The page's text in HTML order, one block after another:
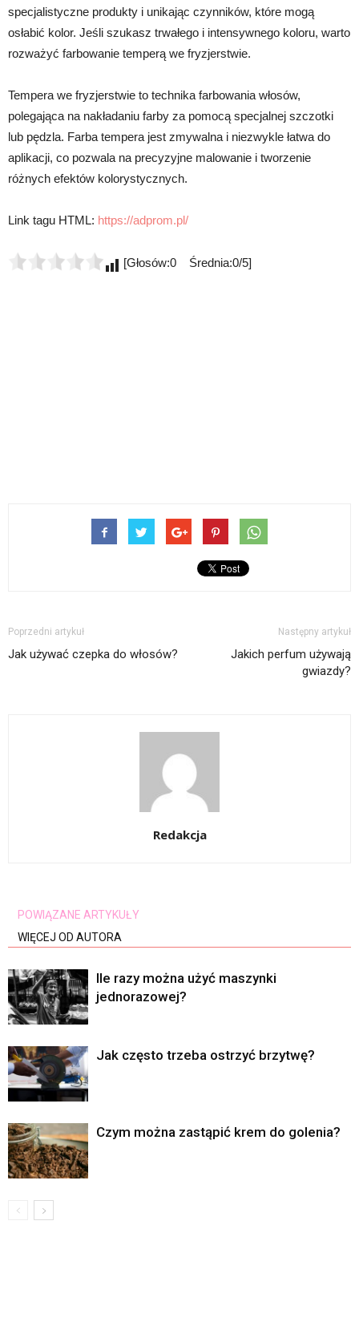
specjalistyczne produkty i unikając czynników, które mogą
osłabić kolor. Jeśli szukasz trwałego i intensywnego koloru, warto
rozważyć farbowanie temperą we fryzjerstwie.
Tempera we fryzjerstwie to technika farbowania włosów,
polegająca na nakładaniu farby za pomocą specjalnej szczotki
lub pędzla. Farba tempera jest zmywalna i niezwykle łatwa do
aplikacji, co pozwala na precyzyjne malowanie i tworzenie
różnych efektów kolorystycznych.
Link tagu HTML: https://adprom.pl/
[Głosów:0 Średnia:0/5]
Poprzedni artykuł
Jak używać czepka do włosów?
Następny artykuł
Jakich perfum używają
gwiazdy?
Redakcja
POWIĄZANE ARTYKUŁY
WIĘCEJ OD AUTORA
Ile razy można użyć maszynki
jednorazowej?
Jak często trzeba ostrzyć brzytwę?
Czym można zastąpić krem do golenia?